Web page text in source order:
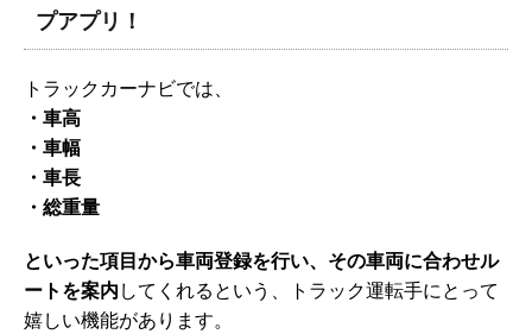
プアプリ！
トラックカーナビでは、
・車高
・車幅
・車長
・総重量
といった項目から車両登録を行い、その車両に合わせル
ートを案内 してくれるという、トラック運転手にとって
嬉しい機能があります。